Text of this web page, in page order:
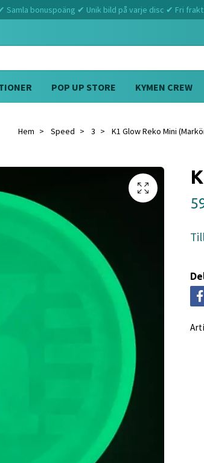
bonuspoäng ✔ Unik bild på varje disc ✔ Fri
POP UP STORE KYMEN CREW
Hem Speed 3 K1 Glow Reko Mini